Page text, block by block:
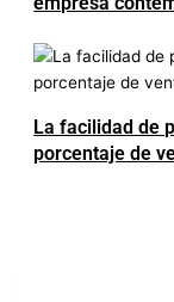
La facilidad de
porcentaje de